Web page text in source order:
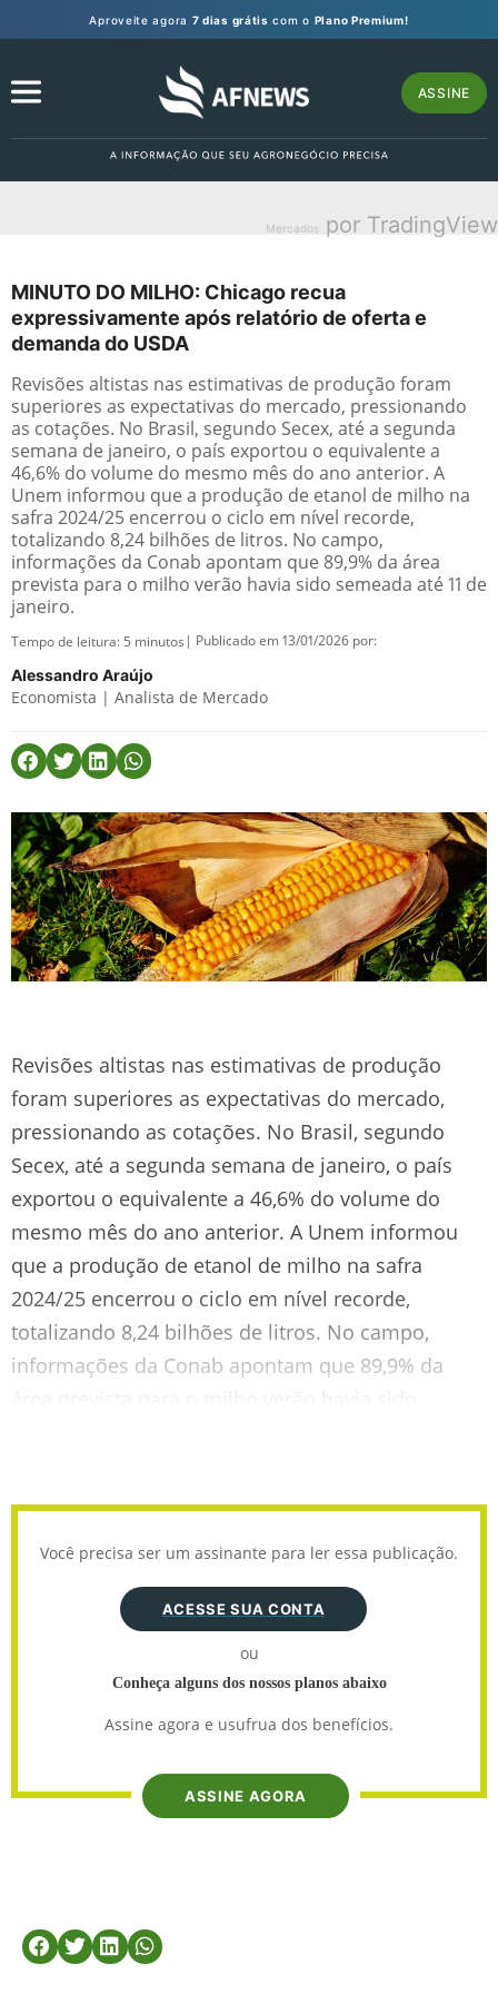
Aproveite agora 7 dias grátis com o Plano Premium!
ASSINE
Mercados por TradingView
MINUTO DO MILHO: Chicago recua
expressivamente após relatório de oferta e
demanda do USDA
Revisões altistas nas estimativas de produção foram
superiores as expectativas do mercado, pressionando
as cotações. No Brasil, segundo Secex, até a segunda
semana de janeiro, o país exportou o equivalente a
46,6% do volume do mesmo mês do ano anterior. A
Unem informou que a produção de etanol de milho na
safra 2024/25 encerrou o ciclo em nível recorde,
totalizando 8,24 bilhões de litros. No campo,
informações da Conab apontam que 89,9% da área
prevista para o milho verão havia sido semeada até 11 de
janeiro.
Tempo de leitura: 5 minutos | Publicado em 13/01/2026 por:
Alessandro Araújo
Economista | Analista de Mercado
Revisões altistas nas estimativas de produção
foram superiores as expectativas do mercado,
pressionando as cotações. No Brasil, segundo
Secex, até a segunda semana de janeiro, o país
exportou o equivalente a 46,6% do volume do
mesmo mês do ano anterior. A Unem informou
que a produção de etanol de milho na safra
2024/25 encerrou o ciclo em nível recorde,
totalizando 8,24 bilhões de litros. No campo,
informações da Conab apontam que 89,9% da
área prevista para o milho verão havia sido
Você precisa ser um assinante para ler essa publicação.
ACESSE SUA CONTA
ou
Conheça alguns dos nossos planos abaixo
Assine agora e usufrua dos benefícios.
ASSINE AGORA